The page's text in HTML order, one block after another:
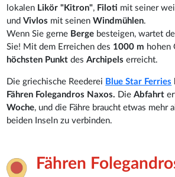
lokalen Likör "Kitron", Filoti mit seiner
undVivlos mit seinenWindmühlen.
Wenn Sie gerne Berge besteigen, wartet
Sie! Mit dem Erreichen des 1000 m hohen
höchsten Punkt desArchipelserreicht.
Die griechische Reederei Blue Star Ferries
Fähren Folegandros Naxos. DieAbfahrt
Woche, und die Fähre braucht etwas mehr
beiden Inseln zu verbinden.
Fähren